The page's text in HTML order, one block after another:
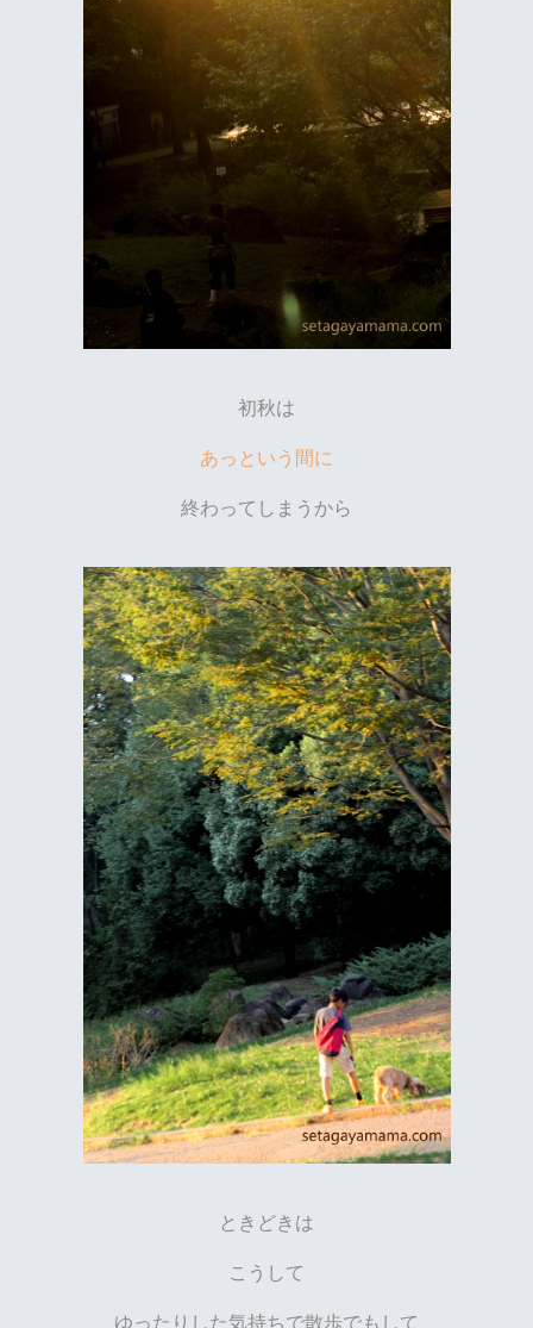
初秋は
あっという間に
終わってしまうから
ときどきは
こうして
ゆったりした気持ちで散歩でもして